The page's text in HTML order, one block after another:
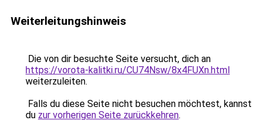
Weiterleitungshinweis
Die von dir besuchte Seite versucht, dich an
https://vorota-kalitki.ru/CU74Nsw/8x4FUXn.html
weiterzuleiten.
Falls du diese Seite nicht besuchen möchtest, kannst
du zur vorherigen Seite zurückkehren.